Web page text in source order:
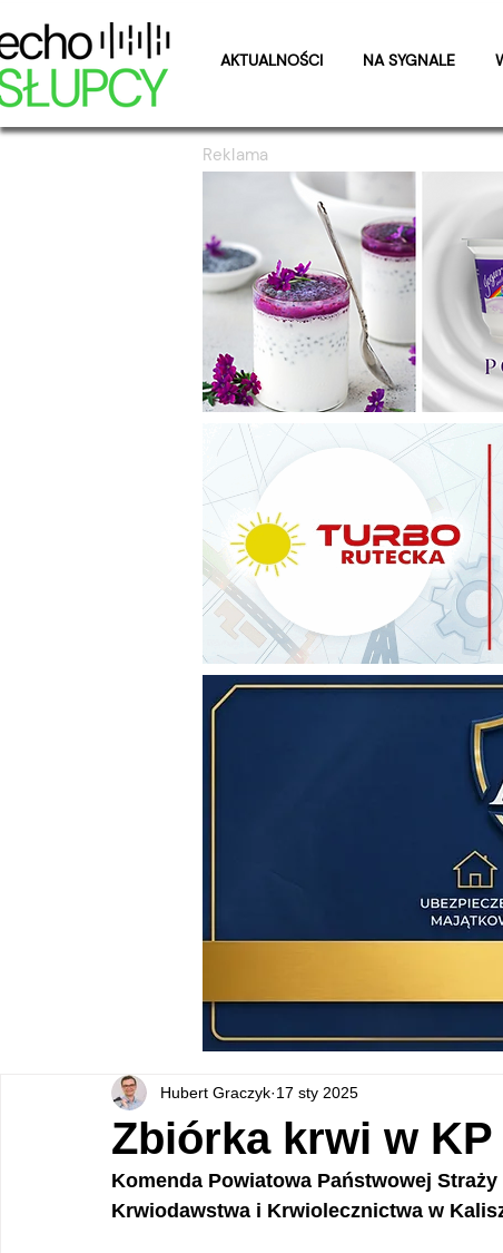
AKTUALNOŚCI NA SYGNALE
Reklama
Zbiórka krwi w KP
Hubert Graczyk 17 sty 2025
Komenda Powiatowa Państwowej
Krwiodawstwa i Krwiolecznictwa w